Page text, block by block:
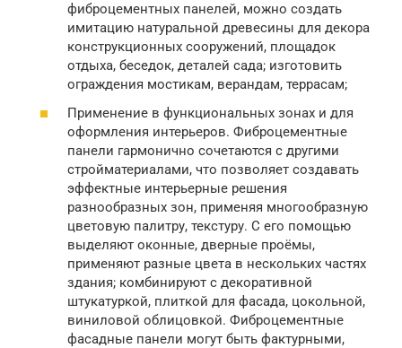
фиброцементных панелей, можно создать
имитацию натуральной древесины для декора
конструкционных сооружений, площадок
отдыха, беседок, деталей сада; изготовить
ограждения мостикам, верандам, террасам;
Применение в функциональных зонах и для
оформления интерьеров. Фиброцементные
панели гармонично сочетаются с другими
стройматериалами, что позволяет создавать
эффектные интерьерные решения
разнообразных зон, применяя многообразную
цветовую палитру, текстуру. С его помощью
выделяют оконные, дверные проёмы,
применяют разные цвета в нескольких частях
здания; комбинируют с декоративной
штукатуркой, плиткой для фасада, цокольной,
виниловой облицовкой. Фиброцементные
фасадные панели могут быть фактурными,